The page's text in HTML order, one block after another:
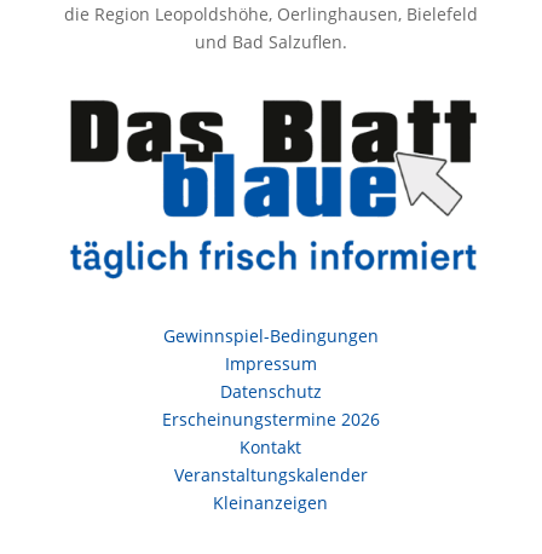
die Region Leopoldshöhe, Oerlinghausen, Bielefeld
und Bad Salzuflen.
Gewinnspiel-Bedingungen
Impressum
Datenschutz
Erscheinungstermine 2026
Kontakt
Veranstaltungskalender
Kleinanzeigen